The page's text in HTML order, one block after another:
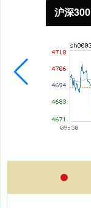
沪深300